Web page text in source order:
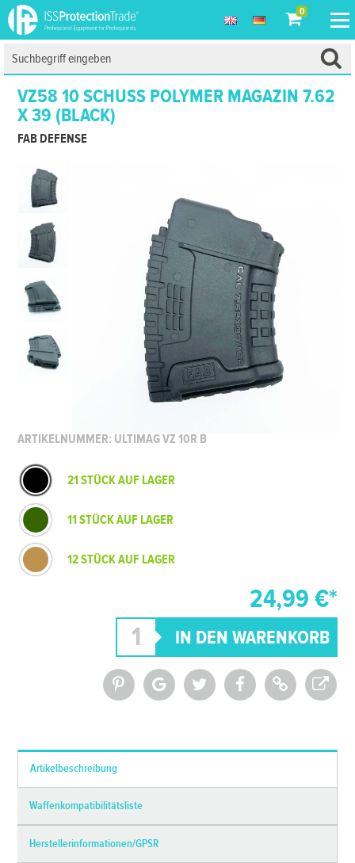
0
VZ58 10 SCHUSS POLYMER MAGAZIN 7.62
X 39 (BLACK)
FAB DEFENSE
ARTIKELNUMMER: ULTIMAG VZ 10R B
21 STÜCK AUF LAGER
11 STÜCK AUF LAGER
12 STÜCK AUF LAGER
24,99 €*
Artikelbeschreibung
Waffenkompatibilitätsliste
Herstellerinformationen/GPSR